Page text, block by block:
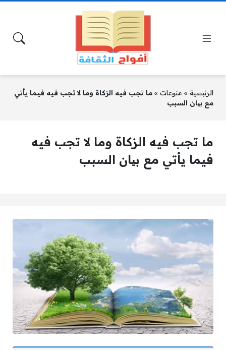
الرئيسية » منوعات » ما تجب فيه الزكاة وما لا تجب فيه فيما يأتي
مع بیان السبب
ما تجب فيه الزكاة وما لا تجب فيه
فيما يأتي مع بیان السبب